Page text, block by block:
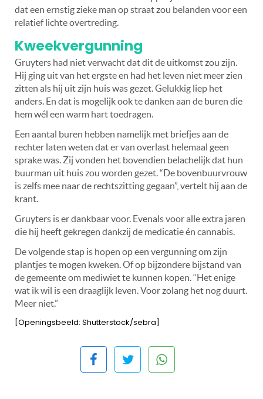
dat een ernstig zieke man op straat zou belanden voor een
relatief lichte overtreding.
Kweekvergunning
Gruyters had niet verwacht dat dit de uitkomst zou zijn.
Hij ging uit van het ergste en had het leven niet meer zien
zitten als hij uit zijn huis was gezet. Gelukkig liep het
anders. En dat is mogelijk ook te danken aan de buren die
hem wél een warm hart toedragen.
Een aantal buren hebben namelijk met briefjes aan de
rechter laten weten dat er van overlast helemaal geen
sprake was. Zij vonden het bovendien belachelijk dat hun
buurman uit huis zou worden gezet. “De bovenbuurvrouw
is zelfs mee naar de rechtszitting gegaan”, vertelt hij aan de
krant.
Gruyters is er dankbaar voor. Evenals voor alle extra jaren
die hij heeft gekregen dankzij de medicatie én cannabis.
De volgende stap is hopen op een vergunning om zijn
plantjes te mogen kweken. Of op bijzondere bijstand van
de gemeente om mediwiet te kunnen kopen. “Het enige
wat ik wil is een draaglijk leven. Voor zolang het nog duurt.
Meer niet.”
[Openingsbeeld: Shutterstock/sebra]